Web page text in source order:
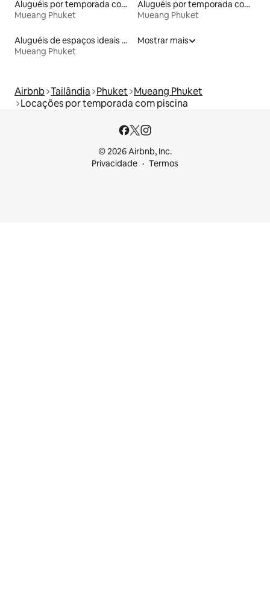
Aluguéis por temporada com café da manhã
Mueang Phuket
Aluguéis por temporada com banheira de hidromassagem
Mueang Phuket
Aluguéis de espaços ideais para famílias
Mueang Phuket
Mostrar mais
Airbnb Tailândia Phuket Mueang Phuket
Locações por temporada com piscina
© 2026 Airbnb, Inc.
Privacidade
Termos